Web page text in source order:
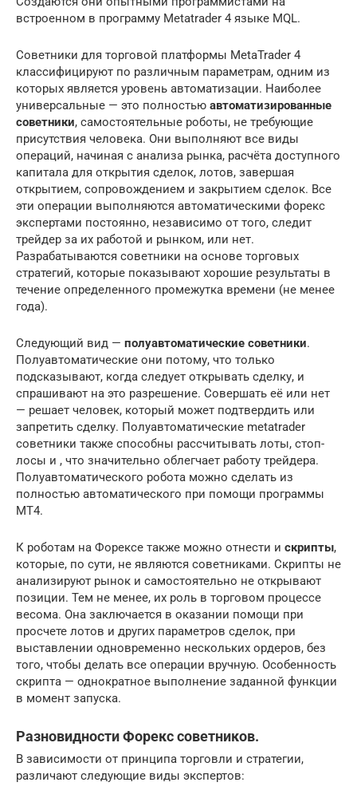
встроенном в программу Metatrader 4 языке MQL.
Советники для торговой платформы MetaTrader 4
классифицируют по различным параметрам, одним из
которых является уровень автоматизации. Наиболее
универсальные — это полностью автоматизированные
советники, самостоятельные роботы, не требующие
присутствия человека. Они выполняют все виды
операций, начиная с анализа рынка, расчёта доступного
капитала для открытия сделок, лотов, завершая
открытием, сопровождением и закрытием сделок. Все
эти операции выполняются автоматическими форекс
экспертами постоянно, независимо от того, следит
трейдер за их работой и рынком, или нет.
Разрабатываются советники на основе торговых
стратегий, которые показывают хорошие результаты в
течение определенного промежутка времени (не менее
года).
Следующий вид — полуавтоматические советники.
Полуавтоматические они потому, что только
подсказывают, когда следует открывать сделку, и
спрашивают на это разрешение. Совершать её или нет
— решает человек, который может подтвердить или
запретить сделку. Полуавтоматические metatrader
советники также способны рассчитывать лоты, стоп-
лосы и , что значительно облегчает работу трейдера.
Полуавтоматического робота можно сделать из
полностью автоматического при помощи программы
MT4.
К роботам на Форексе также можно отнести и скрипты,
которые, по сути, не являются советниками. Скрипты не
анализируют рынок и самостоятельно не открывают
позиции. Тем не менее, их роль в торговом процессе
весома. Она заключается в оказании помощи при
просчете лотов и других параметров сделок, при
выставлении одновременно нескольких ордеров, без
того, чтобы делать все операции вручную. Особенность
скрипта — однократное выполнение заданной функции
в момент запуска.
Разновидности Форекс советников.
В зависимости от принципа торговли и стратегии,
различают следующие виды экспертов: